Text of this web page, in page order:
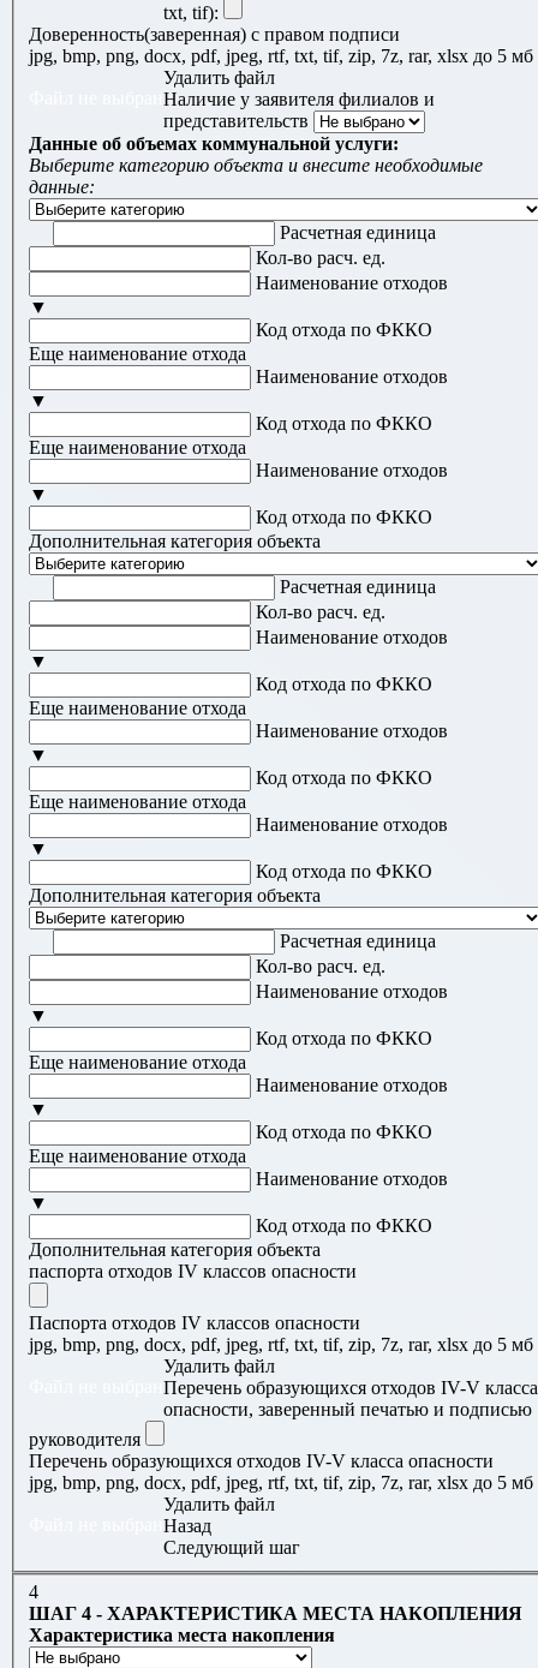
txt, tif):
Доверенность(заверенная) с правом подписи
jpg, bmp, png, docx, pdf, jpeg, rtf, txt, tif, zip, 7z, rar, xlsx до 5 мб
Удалить файл
Наличие у заявителя филиалов и
представительств
Данные об объемах коммунальной услуги:
Выберите категорию объекта и внесите необходимые
данные:
Расчетная единица
Кол-во расч. ед.
Наименование отходов
▼
Код отхода по ФККО
Еще наименование отхода
Наименование отходов
▼
Код отхода по ФККО
Еще наименование отхода
Наименование отходов
▼
Код отхода по ФККО
Дополнительная категория объекта
Расчетная единица
Кол-во расч. ед.
Наименование отходов
▼
Код отхода по ФККО
Еще наименование отхода
Наименование отходов
▼
Код отхода по ФККО
Еще наименование отхода
Наименование отходов
▼
Код отхода по ФККО
Дополнительная категория объекта
Расчетная единица
Кол-во расч. ед.
Наименование отходов
▼
Код отхода по ФККО
Еще наименование отхода
Наименование отходов
▼
Код отхода по ФККО
Еще наименование отхода
Наименование отходов
▼
Код отхода по ФККО
Дополнительная категория объекта
паспорта отходов IV классов опасности
Паспорта отходов IV классов опасности
jpg, bmp, png, docx, pdf, jpeg, rtf, txt, tif, zip, 7z, rar, xlsx до 5 мб
Удалить файл
Перечень образующихся отходов IV-V класса
опасности, заверенный печатью и подписью
руководителя
Перечень образующихся отходов IV-V класса опасности
jpg, bmp, png, docx, pdf, jpeg, rtf, txt, tif, zip, 7z, rar, xlsx до 5 мб
Удалить файл
Назад
Следующий шаг
4
ШАГ 4 - ХАРАКТЕРИСТИКА МЕСТА НАКОПЛЕНИЯ
Характеристика места накопления